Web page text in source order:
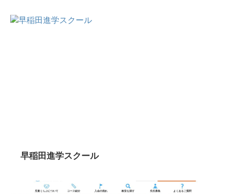
早稲田進学スクール